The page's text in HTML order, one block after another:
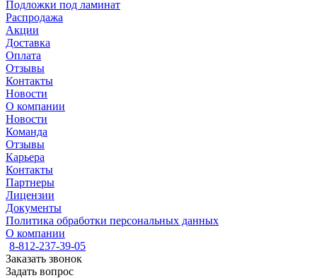
Подложки под ламинат
Распродажа
Акции
Доставка
Оплата
Отзывы
Контакты
Новости
О компании
Новости
Команда
Отзывы
Карьера
Контакты
Партнеры
Лицензии
Документы
Политика обработки персональных данных
О компании
8-812-237-39-05
Заказать звонок
Задать вопрос